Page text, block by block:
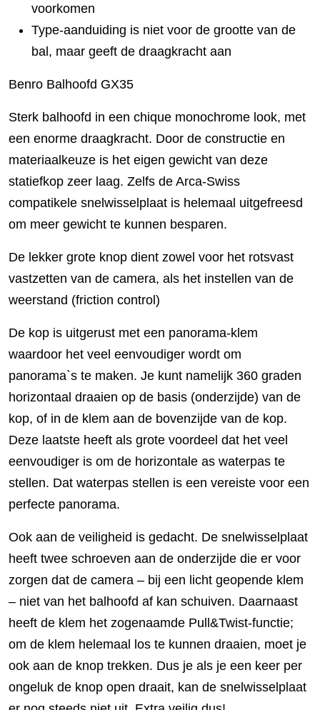
voorkomen
Type-aanduiding is niet voor de grootte van de
bal, maar geeft de draagkracht aan
Benro Balhoofd GX35
Sterk balhoofd in een chique monochrome look, met
een enorme draagkracht. Door de constructie en
materiaalkeuze is het eigen gewicht van deze
statiefkop zeer laag. Zelfs de Arca-Swiss
compatikele snelwisselplaat is helemaal uitgefreesd
om meer gewicht te kunnen besparen.
De lekker grote knop dient zowel voor het rotsvast
vastzetten van de camera, als het instellen van de
weerstand (friction control)
De kop is uitgerust met een panorama-klem
waardoor het veel eenvoudiger wordt om
panorama`s te maken. Je kunt namelijk 360 graden
horizontaal draaien op de basis (onderzijde) van de
kop, of in de klem aan de bovenzijde van de kop.
Deze laatste heeft als grote voordeel dat het veel
eenvoudiger is om de horizontale as waterpas te
stellen. Dat waterpas stellen is een vereiste voor een
perfecte panorama.
Ook aan de veiligheid is gedacht. De snelwisselplaat
heeft twee schroeven aan de onderzijde die er voor
zorgen dat de camera – bij een licht geopende klem
– niet van het balhoofd af kan schuiven. Daarnaast
heeft de klem het zogenaamde Pull&Twist-functie;
om de klem helemaal los te kunnen draaien, moet je
ook aan de knop trekken. Dus je als je een keer per
ongeluk de knop open draait, kan de snelwisselplaat